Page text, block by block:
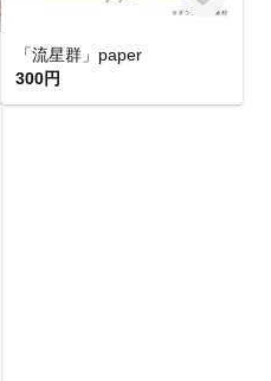
「流星群」paper
300円